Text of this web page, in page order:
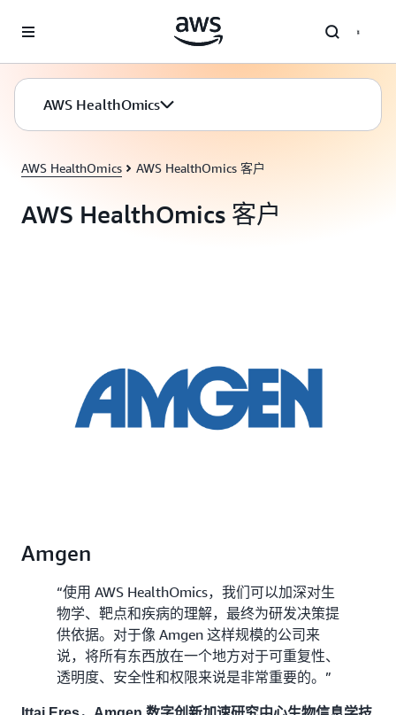
AWS HealthOmics
AWS HealthOmics AWS HealthOmics 客户
AWS HealthOmics 客户
Amgen
“使用 AWS HealthOmics，我们可以加深对生
物学、靶点和疾病的理解，最终为研发决策提
供依据。对于像 Amgen 这样规模的公司来
说，将所有东西放在一个地方对于可重复性、
透明度、安全性和权限来说是非常重要的。”